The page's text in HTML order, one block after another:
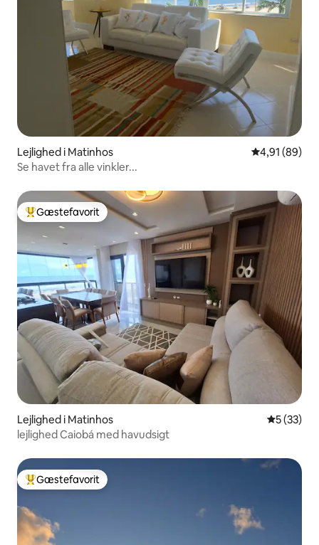
Lejlighed i Matinhos 4,91 ud af 5 i
4,91 (89)
Se havet fra alle vinkler...
Bedste gæstefavorit
Gæstefavorit
Lejlighed i Matinhos 5 ud af 5 i
5 (33)
lejlighed Caiobá med havudsigt
Bedste gæstefavorit
Gæstefavorit